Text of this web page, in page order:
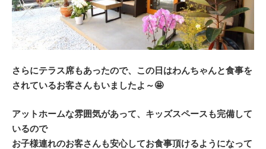
さらにテラス席もあったので、この日はわんちゃんと食事を
されているお客さんもいましたよ～🤩
アットホームな雰囲気があって、キッズスペースも完備して
いるので
お子様連れのお客さんも安心してお食事頂けるようになって